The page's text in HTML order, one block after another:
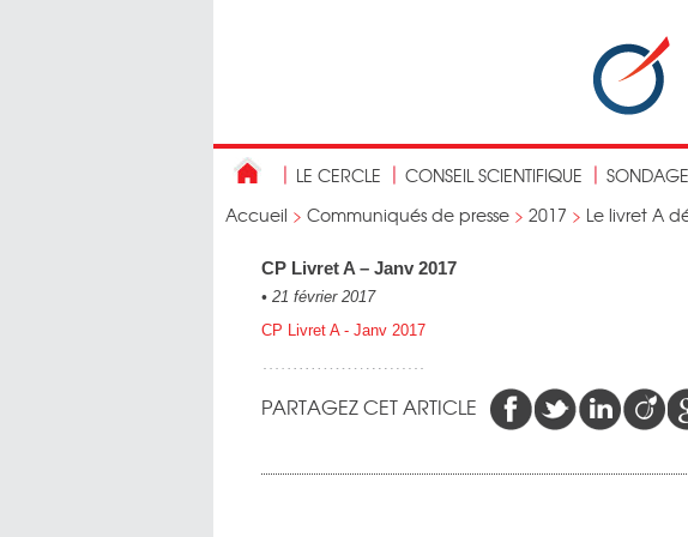
LE CERCLE CONSEIL SCIENTIFIQUE SONDAGE
Accueil > Communiqués de presse > 2017 > Le livret A
CP Livret A – Janv 2017
• 21 février 2017
CP Livret A - Janv 2017
PARTAGEZ CET ARTICLE